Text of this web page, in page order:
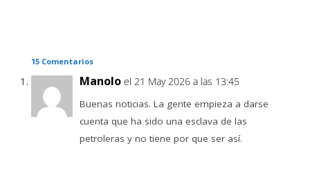
15 Comentarios
Manolo el 21 May 2026 a las 13:45
Buenas noticias. La gente empieza a darse
cuenta que ha sido una esclava de las
petroleras y no tiene por que ser así.